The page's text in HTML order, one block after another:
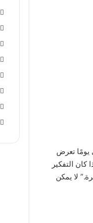
يومًا تعرض
التفكير
لا يمكن